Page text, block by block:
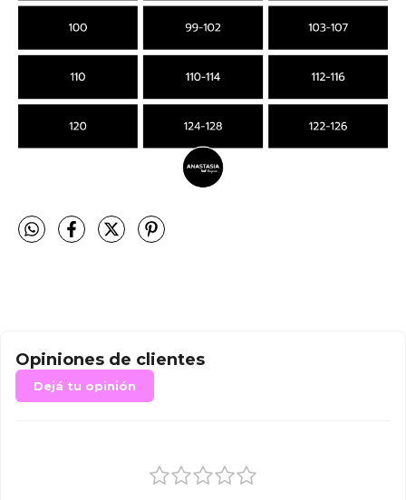
Opiniones de clientes
Dejá tu opinión